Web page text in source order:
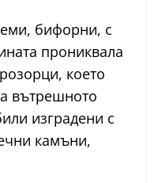
бифорни, с
прониквала
което
вътрешното
изградени с
камъни,